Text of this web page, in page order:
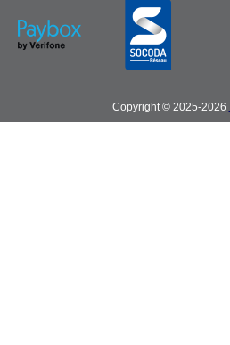
Copyright © 2025-2026